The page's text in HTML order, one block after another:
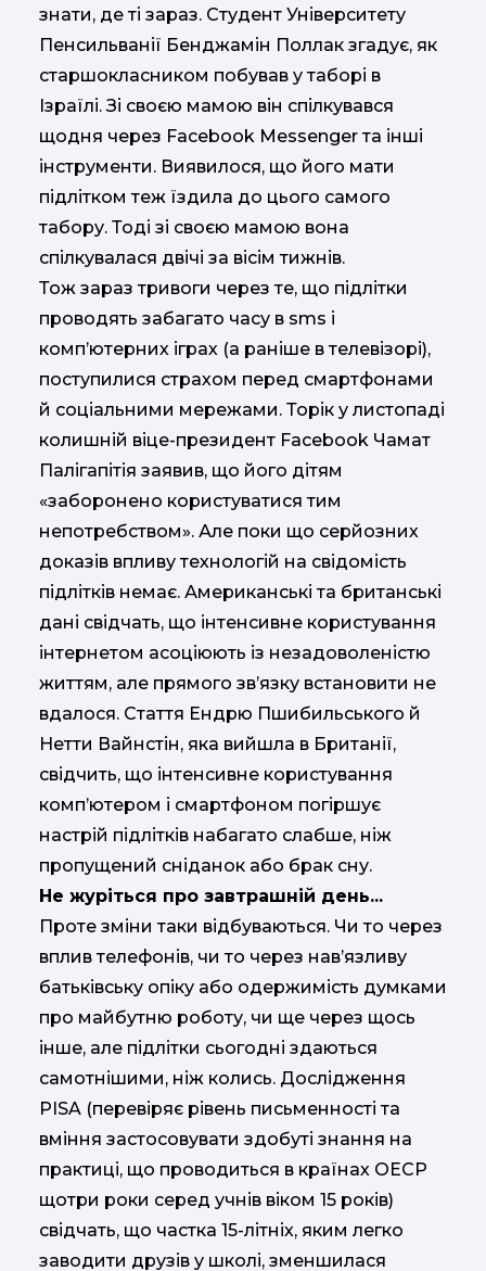
знати, де ті зараз. Студент Університету
Пенсильванії Бенджамін Поллак згадує, як
старшокласником побував у таборі в
Ізраїлі. Зі своєю мамою він спілкувався
щодня через Facebook Messenger та інші
інструменти. Виявилося, що його мати
підлітком теж їздила до цього самого
табору. Тоді зі своєю мамою вона
спілкувалася двічі за вісім тижнів.
Тож зараз тривоги через те, що підлітки
проводять забагато часу в sms і
комп’ютерних іграх (а раніше в телевізорі),
поступилися страхом перед смартфонами
й соціальними мережами. Торік у листопаді
колишній віце-президент Facebook Чамат
Палігапітія заявив, що його дітям
«заборонено користуватися тим
непотребством». Але поки що серйозних
доказів впливу технологій на свідомість
підлітків немає. Американські та британські
дані свідчать, що інтенсивне користування
інтернетом асоціюють із незадоволеністю
життям, але прямого зв’язку встановити не
вдалося. Стаття Ендрю Пшибильського й
Нетти Вайнстін, яка вийшла в Британії,
свідчить, що інтенсивне користування
комп’ютером і смартфоном погіршує
настрій підлітків набагато слабше, ніж
пропущений сніданок або брак сну.
Не журіться про завтрашній день...
Проте зміни таки відбуваються. Чи то через
вплив телефонів, чи то через нав’язливу
батьківську опіку або одержимість думками
про майбутню роботу, чи ще через щось
інше, але підлітки сьогодні здаються
самотнішими, ніж колись. Дослідження
PISA (перевіряє рівень письменності та
вміння застосовувати здобуті знання на
практиці, що проводиться в країнах ОЕСР
щотри роки серед учнів віком 15 років)
свідчать, що частка 15-літніх, яким легко
заводити друзів у школі, зменшилася